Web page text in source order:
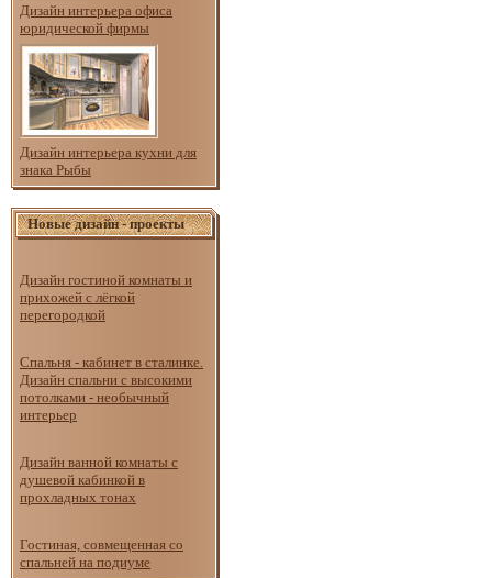
Дизайн интерьера офиса
юридической фирмы
Дизайн интерьера кухни для
знака Рыбы
Новые дизайн - проекты
Дизайн гостиной комнаты и
прихожей с лёгкой
перегородкой
Спальня - кабинет в сталинке.
Дизайн спальни с высокими
потолками - необычный
интерьер
Дизайн ванной комнаты с
душевой кабинкой в
прохладных тонах
Гостиная, совмещенная со
спальней на подиуме